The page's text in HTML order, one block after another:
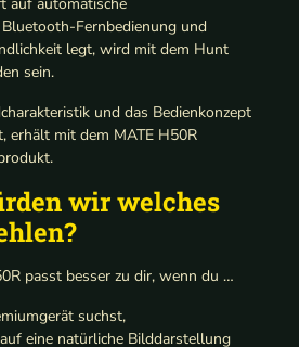
Fernbedienung und
legt, wird mit dem Hunt
sein.
und das Bedienkonzept
erhält mit dem MATE H50R
wir welches
passt besser zu dir, wenn du …
suchst,
eine natürliche Bilddarstellung